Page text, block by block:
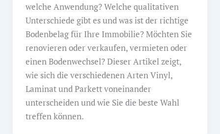
welche Anwendung? Welche qualitativen
Unterschiede gibt es und was ist der richtige
Bodenbelag für Ihre Immobilie? Möchten Sie
renovieren oder verkaufen, vermieten oder
einen Bodenwechsel? Dieser Artikel zeigt,
wie sich die verschiedenen Arten Vinyl,
Laminat und Parkett voneinander
unterscheiden und wie Sie die beste Wahl
treffen können.